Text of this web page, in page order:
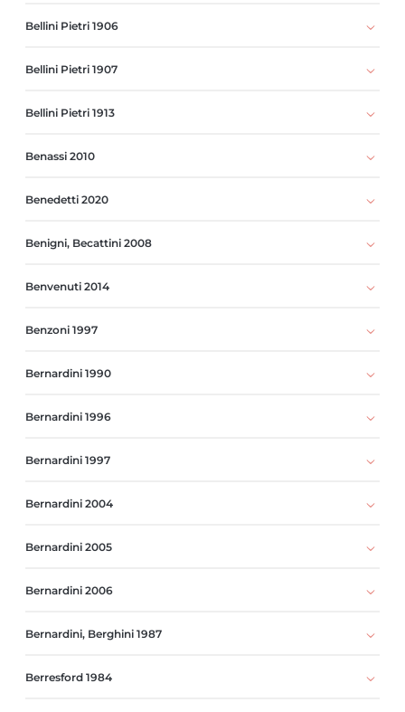
Bellini Pietri 1906
Bellini Pietri 1907
Bellini Pietri 1913
Benassi 2010
Benedetti 2020
Benigni, Becattini 2008
Benvenuti 2014
Benzoni 1997
Bernardini 1990
Bernardini 1996
Bernardini 1997
Bernardini 2004
Bernardini 2005
Bernardini 2006
Bernardini, Berghini 1987
Berresford 1984